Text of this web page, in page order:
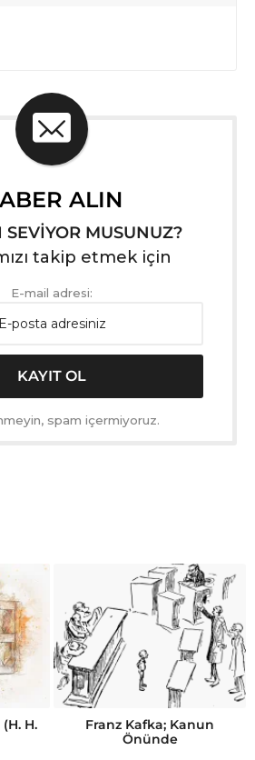
ALIN
SEVİYOR MUSUNUZ?
takip etmek için
E-mail adresi:
spam içermiyoruz.
H.
Franz Kafka; Kanun
Önünde